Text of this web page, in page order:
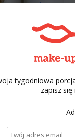
tygodniowa
zapisz